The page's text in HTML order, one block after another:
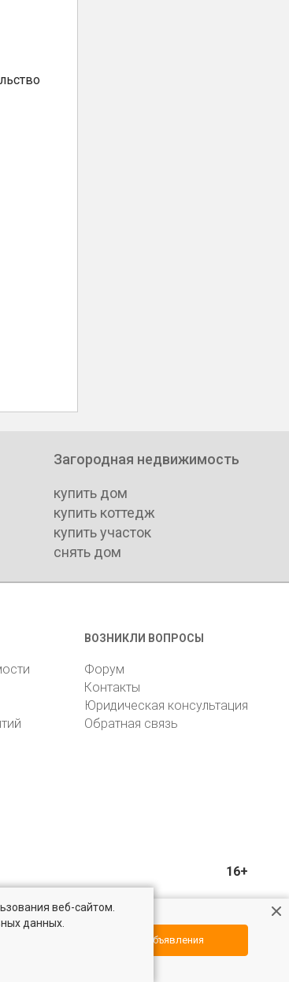
Посмотреть объявления
Загородная недвижимость
купить дом
купить коттедж
купить участок
снять дом
ВОЗНИКЛИ ВОПРОСЫ
Форум
Контакты
Юридическая консультация
Обратная связь
16+
веб-сайтом.
данных.